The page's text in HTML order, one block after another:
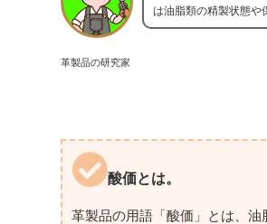
革製品の研究家
は油脂類の精製状態や
酸価とは。
革製品の用語「酸価」とは、油